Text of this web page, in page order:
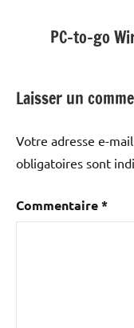
PC-to-go
Laisser un
Votre adresse e-
obligatoires sont
Commentaire*